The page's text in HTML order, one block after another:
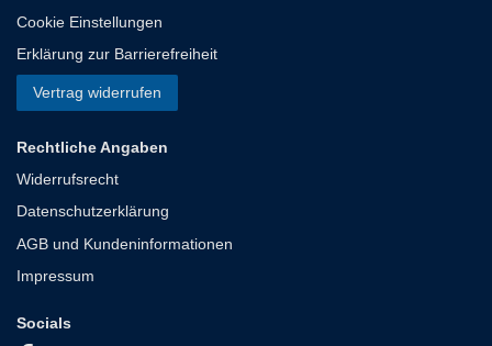
Cookie Einstellungen
Erklärung zur Barrierefreiheit
Vertrag widerrufen
Rechtliche Angaben
Widerrufsrecht
Datenschutzerklärung
AGB und Kundeninformationen
Impressum
Socials